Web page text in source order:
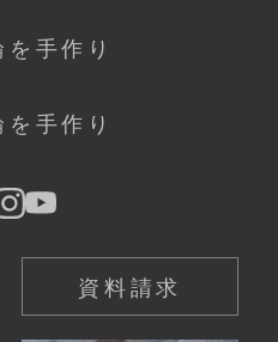
手作り
手作り
資料請求